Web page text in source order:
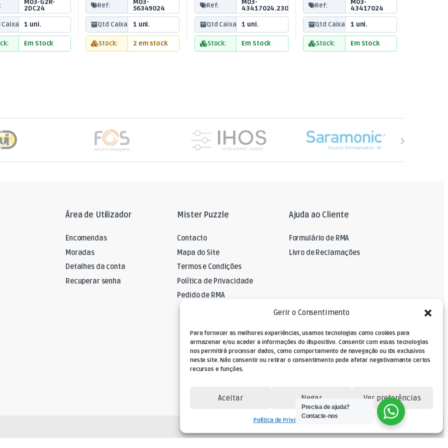
Gerir o Consentimento
Para fornecer as melhores experiências, usamos tecnologias como cookies para
armazenar e/ou aceder a informações do dispositivo. Consentir com essas tecnologias
nos permitirá processar dados, como comportamento de navegação ou IDs exclusivos
neste site. Não consentir ou retirar o consentimento pode afetar negativamante certos
recursos e funções.
Aceitar Negar Ver preferências
Política de PrivacidadeTermos e Condições
M03-G2R-
2DC24
1 uni.
Em Stock
Ref:
M03-
56349024
Qtd Caixa:
1 uni.
Stock: 2 em stock
Ref:
M03-
43417024.2300A
Qtd Caixa:
1 uni.
Stock: Em Stock
Ref:
M03-
43417024
Qtd Caixa:
1 uni.
Stock: Em Stock
Área de Utilizador
Encomendas
Moradas
Detalhes da conta
Recuperar senha
Mister Puzzle
Contacto
Mapa do Site
Termos e Condições
Política de Privacidade
Pedido de RMA
Ajuda ao Cliente
Formulário de RMA
Livro de Reclamações
Precisa de ajuda?
Contacte-nos